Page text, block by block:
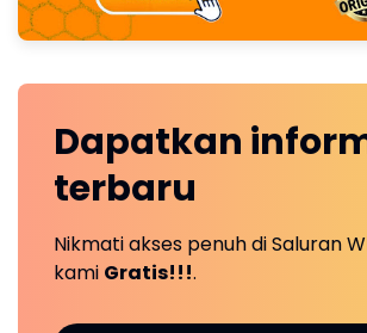
Dapatkan
terbaru
Nikmati akses penuh di Saluran
kami Gratis!!!.